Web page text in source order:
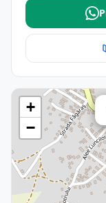
+
−